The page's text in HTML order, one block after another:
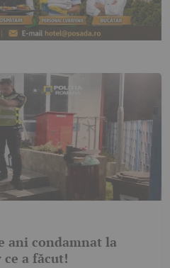
ani condamnat la
a făcut!